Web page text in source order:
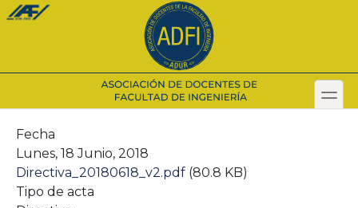
Pasar
toggle
Secondary menu
Fecha
Lunes, 18 Junio, 2018
Directiva_20180618_v2.pdf (80.8 KB)
Tipo de acta